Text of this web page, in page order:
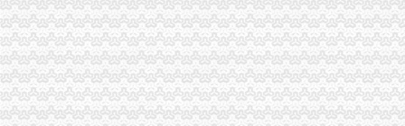
南山的进出口怎么办理_第1页_深圳教育培训门户_教育_西祠胡同
深圳代理公司注册多少钱？注册深圳公司哪家好？_搜狐理财_搜狐网
深圳注册500万进出口公司哪家_工商注册第一品牌_新浪博客
南山注册进出口公司
深圳市辖区天马物流有限公司-页
厦门赫姆斯进出口有限公司
深圳市迪安国际货运代理有限公司